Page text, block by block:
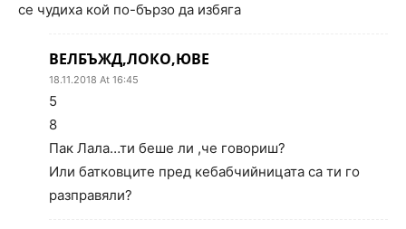
се чудиха кой по-бързо да избяга
ВЕЛБЪЖД,ЛОКО,ЮВЕ
18.11.2018 At 16:45
5
8
Пак Лала…ти беше ли ,че говориш?
Или батковците пред кебабчийницата са ти го
разправяли?